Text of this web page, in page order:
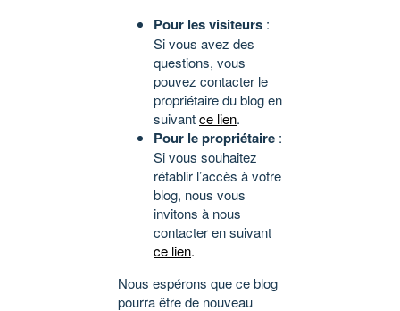
Pour les visiteurs :
Si vous avez des
questions, vous
pouvez contacter le
propriétaire du blog en
suivantce lien.
Pour le propriétaire :
Si vous souhaitez
rétablir l’accès à votre
blog, nous vous
invitons à nous
contacter en suivant
ce lien.
Nous espérons que ce blog
pourra être de nouveau